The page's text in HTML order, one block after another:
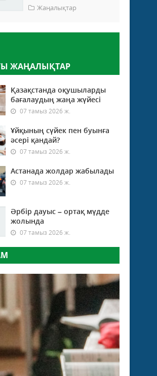
Жаңалықтар
ЖАҢАЛЫҚТАР
Қазақстанда оқушыларды
бағалаудың жаңа жүйесі
07 тамыз 2026 ж.
Ұйқының сүйек пен буынға
әсері қандай?
07 тамыз 2026 ж.
Астанада жолдар жабылады
07 тамыз 2026 ж.
Әрбір дауыс – ортақ мүдде
жолында
07 тамыз 2026 ж.